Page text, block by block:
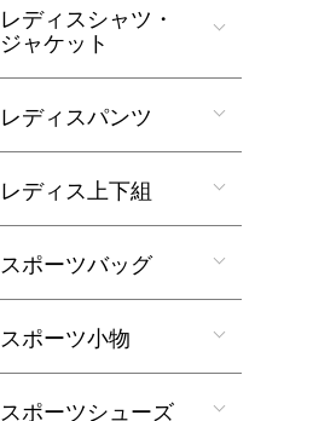
レディスシャツ・
ジャケット
レディスパンツ
レディス上下組
スポーツバッグ
スポーツ小物
スポーツシューズ